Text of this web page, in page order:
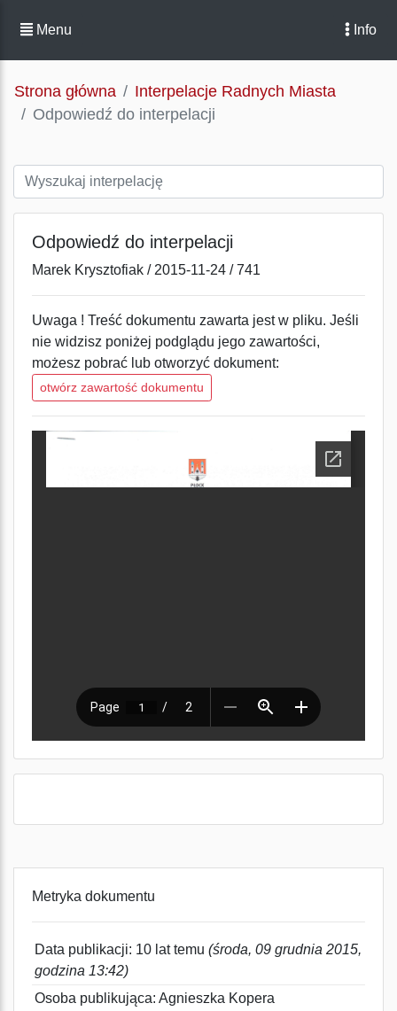
Menu Info
Strona główna
Interpelacje Radnych Miasta
Odpowiedź do interpelacji
Odpowiedź do interpelacji
Marek Krysztofiak / 2015-11-24 / 741
Uwaga ! Treść dokumentu zawarta jest w pliku. Jeśli
nie widzisz poniżej podglądu jego zawartości,
możesz pobrać lub otworzyć dokument:
otwórz zawartość dokumentu
Metryka dokumentu
Data publikacji: 10 lat temu (środa, 09 grudnia 2015,
godzina 13:42)
Osoba publikująca: Agnieszka Kopera